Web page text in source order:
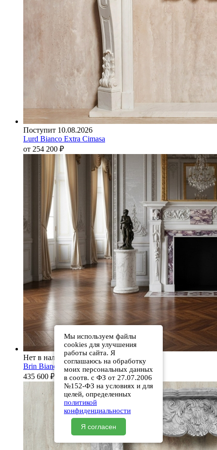
Поступит 10.08.2026
Lurd Bianco Extra Cimasa
от 254 200 ₽
Нет в наличии
Brin Bianco Extra
435 600 ₽
Мы используем файлы
cookies для улучшения
работы сайта. Я
соглашаюсь на обработку
моих персональных данных
в соотв. с ФЗ от 27.07.2006
№152-ФЗ на условиях и для
целей, определенных
политикой
конфиденциальности
Я согласен